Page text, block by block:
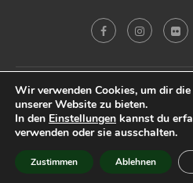
Galerie Blog
Datenschutz &
@2019 - Peter Eberhardt.
BACK TO
Wir verwenden Cookies, um dir
unserer Website zu bieten.
In den Einstellungen kannst du
verwenden oder sie ausschalten.
Zustimmen Ablehnen